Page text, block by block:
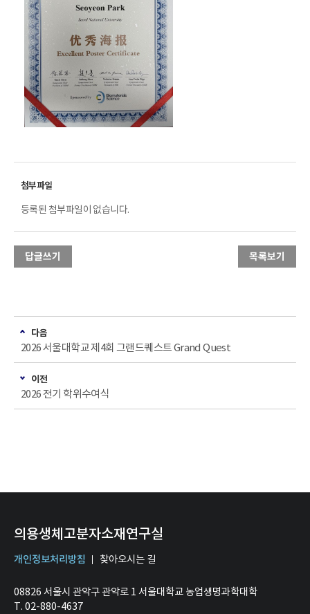
등록된 첨부파일이 없습니다.
답글쓰기 목록보기
다음
2026 서울대학교 제4회 그랜드퀘스트 Grand Quest
이전
2026 전기 학위수여식
의용생체고분자소재연구실
개인정보처리방침 찾아오시는 길
08826 서울시 관악구 관악로 1 서울대학교 농업생명과학대학
T. 02-880-4637